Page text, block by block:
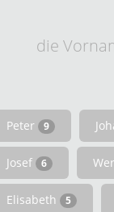
die
Peter 9
Josef 6
Elisabeth 5